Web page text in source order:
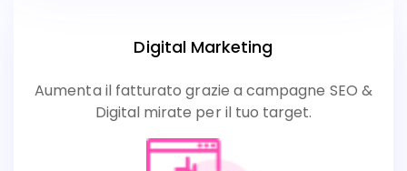
Digital Marketing
Aumenta il fatturato grazie a campagne SEO &
Digital mirate per il tuo target.